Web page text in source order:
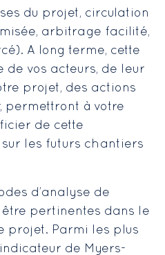
du projet, circulation
arbitrage facilité,
A long terme, cette
de vos acteurs, de leur
projet, des actions
permettront à votre
de cette
les futurs chantiers
d’analyse de
pertinentes dans le
projet. Parmi les plus
de Myers-